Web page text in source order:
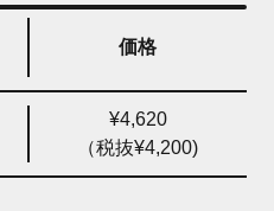
価格
¥4,620
（税抜¥4,200)